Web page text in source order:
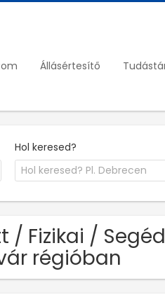
Állásértesítő
Hol keresed?
/ Fizikai /
régióban